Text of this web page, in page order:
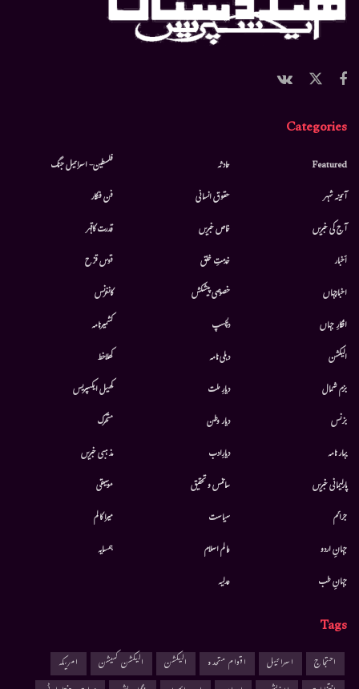
Categories
Featured
آئینہ شہر
آج کی خبریں
أخبار
اخبارجہاں
افکارِ جہاں
الیکشن
بزم شمال
بزنس
بہار نامہ
پارلیمانی خبریں
جرائم
جہانِ اردو
جہانِ طب
حادثہ
حقوق انسانی
خاص خبریں
خدمتِ خلق
خصوصی پیشکش
دلچسپ
دہلی نامہ
دیارِ ملت
دیار وطن
دیارِادب
سائنس و تحقیق
سیاست
عالم اسلام
عدلیہ
فلسطین- اسرائیل جنگ
فن فنکار
قدرت کاقہر
قوس قزح
کانفرنس
کشمیرنامہ
کھلاخط
کھیل ایکسپریس
متحرك
مذہبی خبریں
موسيقى
میرا کالم
ہمسایہ
Tags
احتجاج اسرائیل اقوام متحدہ الیکشن الیکشن کمیشن
امریکہ